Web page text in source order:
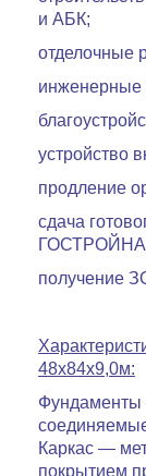
и АБК;
отделочные
устройство
продление
сдача
получение
48х84х9,0м:
Фундаменты
Каркас —
покрытием